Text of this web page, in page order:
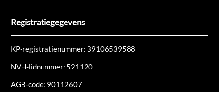
Registratiegegevens
KP-registratienummer: 39106539588
NVH-lidnummer: 521120
AGB-code: 90112607